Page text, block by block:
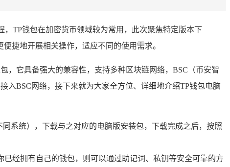
，TP钱包在加密货币领域较为常用，此次聚焦特定版本下
捷地开展相关操作，适应不同的使用需求。
，它具备强大的兼容性，支持多种区块链网络，BSC（币安智
入BSC网络，接下来就为大家全方位、详细地介绍TP钱包电脑
系统），下载与之对应的电脑版安装包，下载完成之后，按照
经拥有自己的钱包，则可以通过助记词、私钥等安全可靠的方